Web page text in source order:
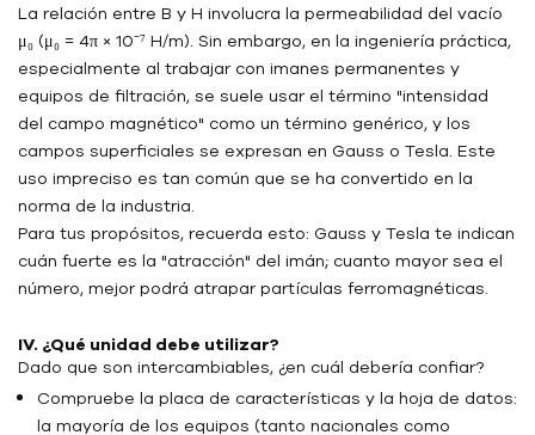
La relación entre B y H involucra la permeabilidad del vacío
μ₀ (μ₀ = 4π × 10⁻⁷ H/m). Sin embargo, en la ingeniería práctica,
especialmente al trabajar con imanes permanentes y
equipos de filtración, se suele usar el término "intensidad
del campo magnético" como un término genérico, y los
campos superficiales se expresan en Gauss o Tesla. Este
uso impreciso es tan común que se ha convertido en la
norma de la industria.
Para tus propósitos, recuerda esto: Gauss y Tesla te indican
cuán fuerte es la "atracción" del imán; cuanto mayor sea el
número, mejor podrá atrapar partículas ferromagnéticas.
IV. ¿Qué unidad debe utilizar?
Dado que son intercambiables, ¿en cuál debería confiar?
Compruebe la placa de características y la hoja de datos:
la mayoría de los equipos (tanto nacionales como